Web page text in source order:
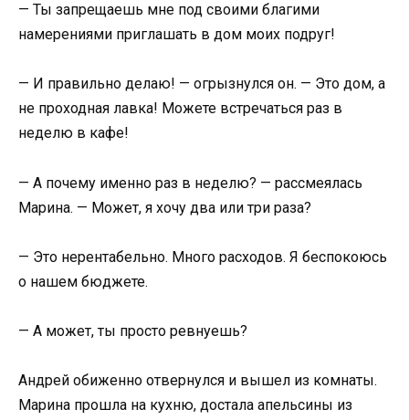
— Ты запрещаешь мне под своими благими
намерениями приглашать в дом моих подруг!
— И правильно делаю! — огрызнулся он. — Это дом, а
не проходная лавка! Можете встречаться раз в
неделю в кафе!
— А почему именно раз в неделю? — рассмеялась
Марина. — Может, я хочу два или три раза?
— Это нерентабельно. Много расходов. Я беспокоюсь
о нашем бюджете.
— А может, ты просто ревнуешь?
Андрей обиженно отвернулся и вышел из комнаты.
Марина прошла на кухню, достала апельсины из